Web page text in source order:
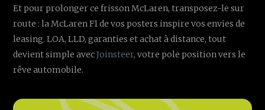
Et pour prolonger ce frisson McLaren, transposez-le sur
route : la McLaren F1 de vos posters inspire vos envies de
leasing. LOA, LLD, garanties et achat à distance, tout
devient simple avecJoinsteer, votre pole position vers le
rêve automobile.